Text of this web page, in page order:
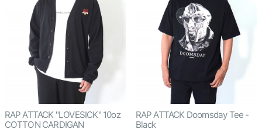
RAP ATTACK "LOVESICK" 10oz
COTTON CARDIGAN
RAP ATTACK Doomsday Tee -
Black